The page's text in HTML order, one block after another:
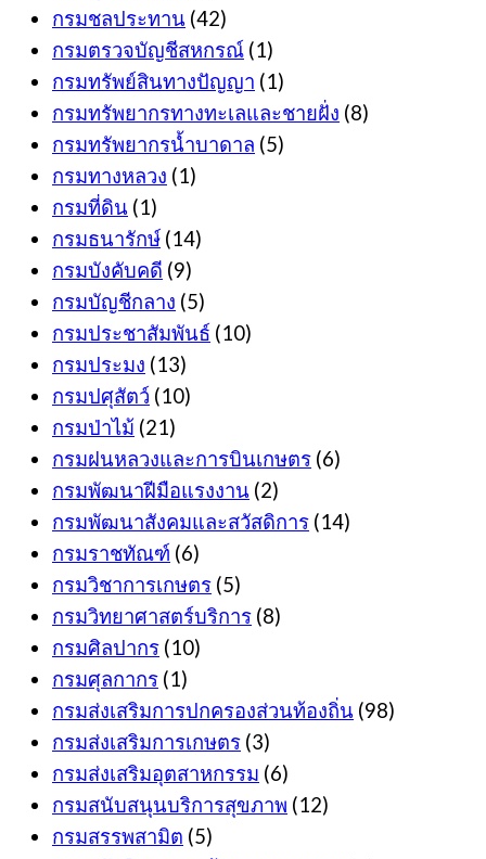
กรมชลประทาน (42)
กรมตรวจบัญชีสหกรณ์ (1)
กรมทรัพย์สินทางปัญญา (1)
กรมทรัพยากรทางทะเลและชายฝั่ง (8)
กรมทรัพยากรน้ำบาดาล (5)
กรมทางหลวง (1)
กรมที่ดิน (1)
กรมธนารักษ์ (14)
กรมบังคับคดี (9)
กรมบัญชีกลาง (5)
กรมประชาสัมพันธ์ (10)
กรมประมง (13)
กรมปศุสัตว์ (10)
กรมป่าไม้ (21)
กรมฝนหลวงและการบินเกษตร (6)
กรมพัฒนาฝีมือแรงงาน (2)
กรมพัฒนาสังคมและสวัสดิการ (14)
กรมราชทัณฑ์ (6)
กรมวิชาการเกษตร (5)
กรมวิทยาศาสตร์บริการ (8)
กรมศิลปากร (10)
กรมศุลกากร (1)
กรมส่งเสริมการปกครองส่วนท้องถิ่น (98)
กรมส่งเสริมการเกษตร (3)
กรมส่งเสริมอุตสาหกรรม (6)
กรมสนับสนุนบริการสุขภาพ (12)
กรมสรรพสามิต (5)